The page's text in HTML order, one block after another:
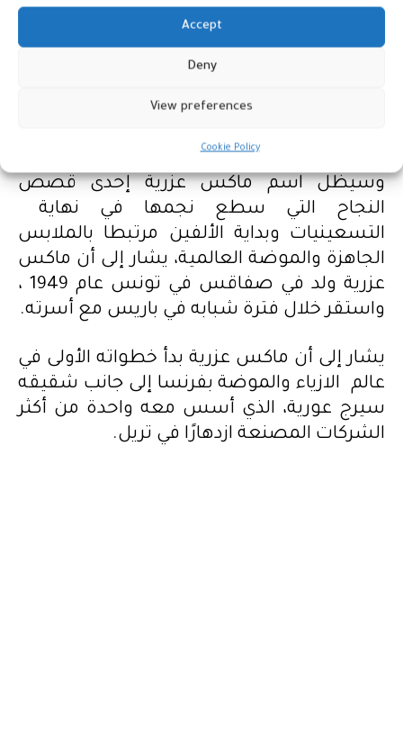
Accept
Deny
View preferences
Cookie Policy
يغادر إلى دار البقاء
غادرنا إلى دار البقاء أمس الاثنين، بهيوستن
صراع طويل مع المرض، حسب ما قالته زوجته
وسيظل اسم ماكس عزرية إحدى قصص
النجاح التي سطع نجمها في نهاية
التسعينيات وبداية الألفين مرتبطا بالملابس
الجاهزة والموضة العالمية، يشار إلى أن ماكس
عزرية ولد في صفاقس في تونس عام 1949 ،
واستقر خلال فترة شبابه في باريس مع أسرته.
يشار إلى أن ماكس عزرية بدأ خطواته الأولى في
عالم الازياء والموضة بفرنسا إلى جانب شقيقه
سيرج عورية، الذي أسس معه واحدة من أكثر
الشركات المصنعة ازدهارًا في تريل.